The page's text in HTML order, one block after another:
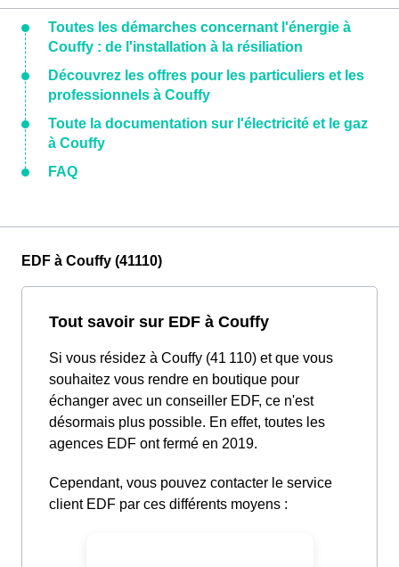
Toutes les démarches concernant l'énergie à
Couffy : de l'installation à la résiliation
Découvrez les offres pour les particuliers et les
professionnels à Couffy
Toute la documentation sur l'électricité et le gaz
à Couffy
FAQ
EDF à Couffy (41110)
Tout savoir sur EDF à Couffy
Si vous résidez à Couffy (41 110) et que vous
souhaitez vous rendre en boutique pour
échanger avec un conseiller EDF, ce n'est
désormais plus possible. En effet, toutes les
agences EDF ont fermé en 2019.
Cependant, vous pouvez contacter le service
client EDF par ces différents moyens :